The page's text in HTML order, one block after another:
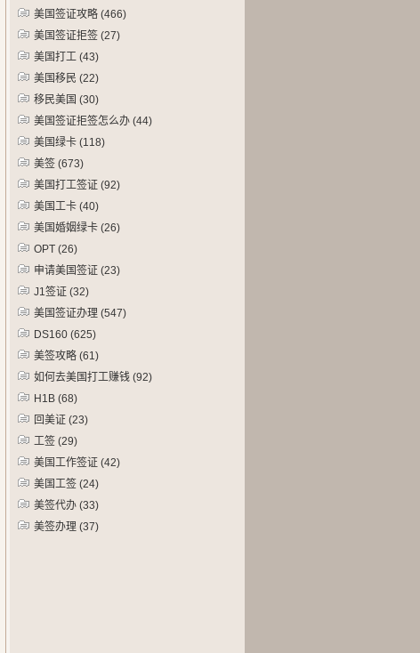
美国签证攻略 (466)
美国签证拒签 (27)
美国打工 (43)
美国移民 (22)
移民美国 (30)
美国签证拒签怎么办 (44)
美国绿卡 (118)
美签 (673)
美国打工签证 (92)
美国工卡 (40)
美国婚姻绿卡 (26)
OPT (26)
申请美国签证 (23)
J1签证 (32)
美国签证办理 (547)
DS160 (625)
美签攻略 (61)
如何去美国打工赚钱 (92)
H1B (68)
回美证 (23)
工签 (29)
美国工作签证 (42)
美国工签 (24)
美签代办 (33)
美签办理 (37)